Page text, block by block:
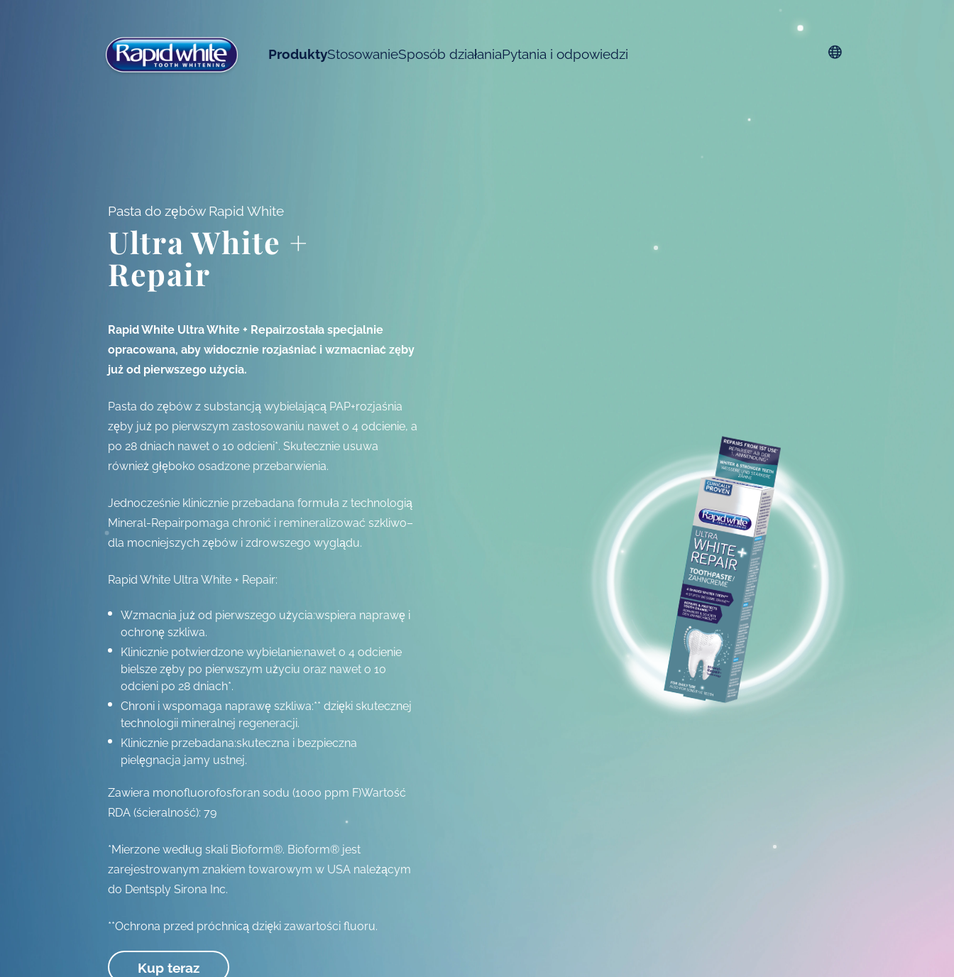
ProduktyStosowanieSposób działaniaPytania i odpowiedzi
Plski
Pasta do zębów Rapid White
Ultra White +
Repair
Rapid White Ultra White + Repairzostała specjalnie
opracowana, aby widocznie rozjaśniać i wzmacniać zęby
już od pierwszego użycia.
Pasta do zębów z substancją wybielającą PAP+rozjaśnia
zęby już po pierwszym zastosowaniu nawet o 4 odcienie, a
po 28 dniach nawet o 10 odcieni*. Skutecznie usuwa
również głęboko osadzone przebarwienia.
Jednocześnie klinicznie przebadana formuła z technologią
Mineral-Repairpomaga chronić i remineralizować szkliwo–
dla mocniejszych zębów i zdrowszego wyglądu.
Rapid White Ultra White + Repair:
Wzmacnia już od pierwszego użycia:wspiera naprawę i
ochronę szkliwa.
Klinicznie potwierdzone wybielanie:nawet o 4 odcienie
bielsze zęby po pierwszym użyciu oraz nawet o 10
odcieni po 28 dniach*.
Chroni i wspomaga naprawę szkliwa:** dzięki skutecznej
technologii mineralnej regeneracji.
Klinicznie przebadana:skuteczna i bezpieczna
pielęgnacja jamy ustnej.
Zawiera monofluorofosforan sodu (1000 ppm F)Wartość
RDA (ścieralność): 79
*Mierzone według skali Bioform®. Bioform® jest
zarejestrowanym znakiem towarowym w USA należącym
do Dentsply Sirona Inc.
**Ochrona przed próchnicą dzięki zawartości fluoru.
Kup teraz